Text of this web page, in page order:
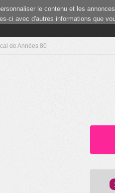
(current)
Communauté
de Années 80
le contenu et les
ci avec d'autres informations que